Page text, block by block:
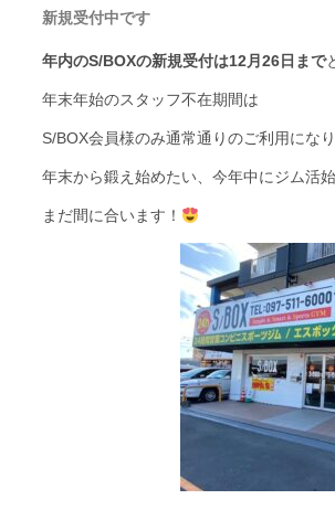
新規受付中です
年内のS/BOXの新規受付は12月26日まで
年末年始のスタッフ不在期間は
S/BOX会員様のみ通常通りのご利用にな
年末から鍛え始めたい、今年中にジム活
まだ間に合います！